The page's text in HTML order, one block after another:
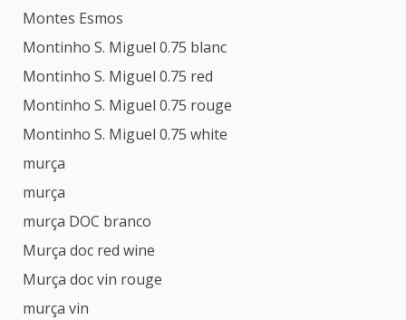
Montes Esmos
Montinho S. Miguel 0.75 blanc
Montinho S. Miguel 0.75 red
Montinho S. Miguel 0.75 rouge
Montinho S. Miguel 0.75 white
murça
murça
murça DOC branco
Murça doc red wine
Murça doc vin rouge
murça vin